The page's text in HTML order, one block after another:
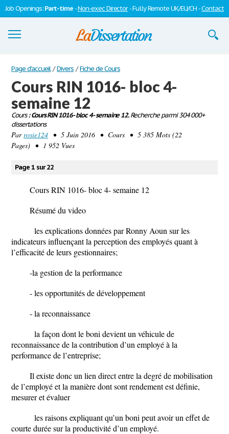
Job Openings:Part-time -Non-exec Director- Fully Remote UK/EU/CH -Contact
Dissertations
S'inscrire
Se connecter
Contactez-nous
Page d'accueil / Divers / Fiche de Cours
Cours RIN 1016- bloc 4-
semaine 12
Cours: Cours RIN 1016- bloc 4- semaine 12.Recherche parmi 304 000+
dissertations
Parrosie124 • 5 Juin 2016 • Cours • 5 385 Mots (22
Pages) • 1 952 Vues
Page 1 sur 22
Cours RIN 1016- bloc 4- semaine 12
Résumé du video
les explications données par Ronny Aoun sur les
indicateurs influençant la perception des employés quant à
l’efficacité de leurs gestionnaires;
-la gestion de la performance
- les opportunités de développement
- la reconnaissance
la façon dont le boni devient un véhicule de
reconnaissance de la contribution d’un employé à la
performance de l’entreprise;
Il existe donc un lien direct entre la degré de mobilisation
de l’employé et la manière dont sont rendement est définie,
mesurer et évaluer
les raisons expliquant qu’un boni peut avoir un effet de
courte durée sur la productivité d’un employé.